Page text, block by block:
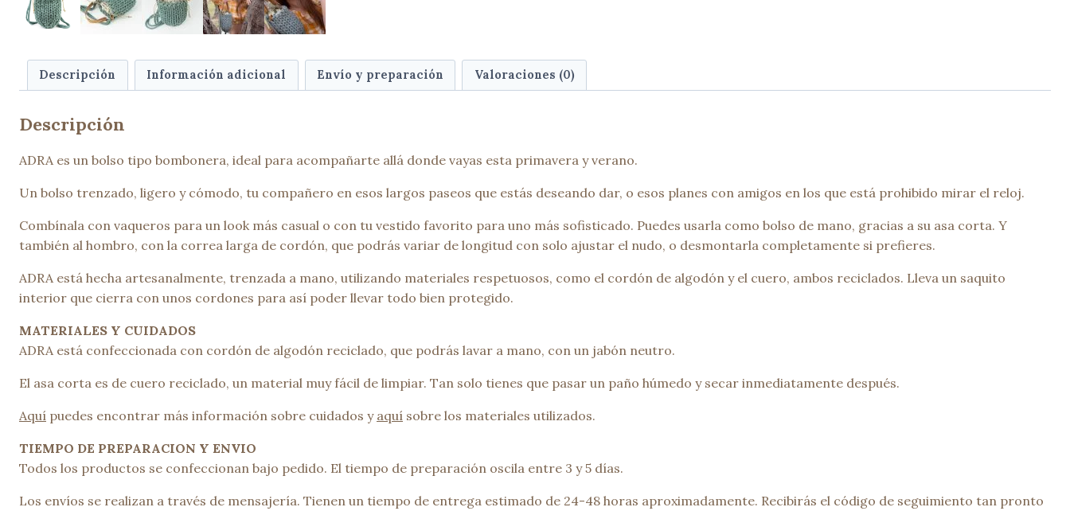
Descripción Información adicional Envío y preparación Valoraciones (0)
Descripción
ADRA es un bolso tipo bombonera, ideal para acompañarte allá donde vayas esta primavera y verano.
Un bolso trenzado, ligero y cómodo, tu compañero en esos largos paseos que estás deseando dar, o esos planes con amigos en los que está prohibido mirar el reloj.
Combínala con vaqueros para un look más casual o con tu vestido favorito para uno más sofisticado. Puedes usarla como bolso de mano, gracias a su asa corta. Y
también al hombro, con la correa larga de cordón, que podrás variar de longitud con solo ajustar el nudo, o desmontarla completamente si prefieres.
ADRA está hecha artesanalmente, trenzada a mano, utilizando materiales respetuosos, como el cordón de algodón y el cuero, ambos reciclados. Lleva un saquito
interior que cierra con unos cordones para así poder llevar todo bien protegido.
MATERIALES Y CUIDADOS
ADRA está confeccionada con cordón de algodón reciclado, que podrás lavar a mano, con un jabón neutro.
El asa corta es de cuero reciclado, un material muy fácil de limpiar. Tan solo tienes que pasar un paño húmedo y secar inmediatamente después.
Aquí puedes encontrar más información sobre cuidados y aquí sobre los materiales utilizados.
TIEMPO DE PREPARACION Y ENVIO
Todos los productos se confeccionan bajo pedido. El tiempo de preparación oscila entre 3 y 5 días.
Los envíos se realizan a través de mensajería. Tienen un tiempo de entrega estimado de 24-48 horas aproximadamente. Recibirás el código de seguimiento tan pronto